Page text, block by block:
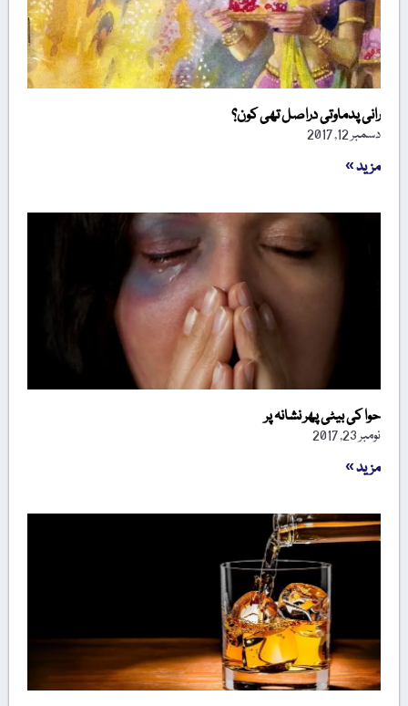
رانی پدماوتی دراصل تھی کون؟
دسمبر 12, 2017
مزید »
حوا کی بیٹی پھر نشانہ پر
نومبر 23, 2017
مزید »